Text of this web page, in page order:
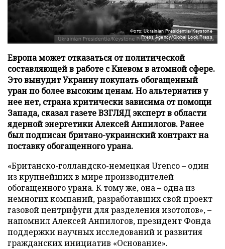
Фото: Ukrainian Presidentia/Keystone
Press Agency/Global Look Press
Европа может отказаться от политической
составляющей в работе с Киевом в атомной сфере.
Это вынудит Украину покупать обогащенный
уран по более высоким ценам. Но альтернатив у
нее нет, страна критически зависима от помощи
Запада, сказал газете ВЗГЛЯД эксперт в области
ядерной энергетики Алексей Анпилогов. Ранее
был подписан британо-украинский контракт на
поставку обогащенного урана.
«Британско-голландско-немецкая Urenco – один
из крупнейших в мире производителей
обогащенного урана. К тому же, она – одна из
немногих компаний, разработавших свой проект
газовой центрифуги для разделения изотопов», –
напомнил Алексей Анпилогов, президент Фонда
поддержки научных исследований и развития
гражданских инициатив «Основание».